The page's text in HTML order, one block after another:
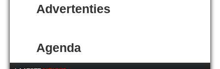
Advertenties
Agenda